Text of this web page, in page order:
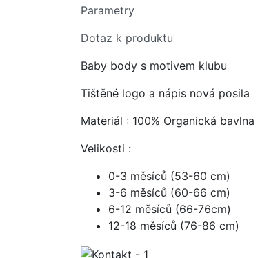
Parametry
Dotaz k produktu
Baby body s motivem klubu
Tištěné logo a nápis nová posila
Materiál : 100% Organická bavlna
Velikosti :
0-3 měsíců (53-60 cm)
3-6 měsíců (60-66 cm)
6-12 měsíců (66-76cm)
12-18 měsíců (76-86 cm)